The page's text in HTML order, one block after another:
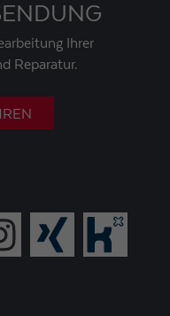
Ihrer
Reparatur.